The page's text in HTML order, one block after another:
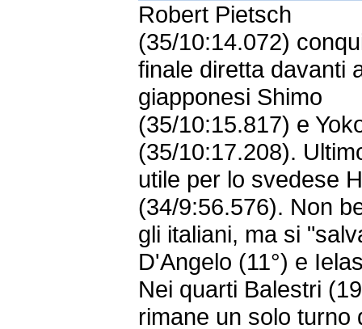
Robert Pietsch
(35/10:14.072)
finale diretta davanti
giapponesi Shimo
(35/10:15.817) e
(35/10:17.208).
utile per lo svedese
(34/9:56.576). Non
gli italiani, ma si
D'Angelo (11°) e
Nei quarti Balestri
rimane un solo turno